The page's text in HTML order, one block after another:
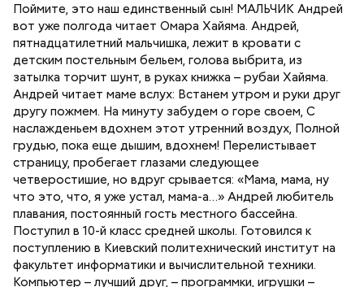
Поймите, это наш единственный сын! МАЛЬЧИК Андрей
вот уже полгода читает Омара Хайяма. Андрей,
пятнадцатилетний мальчишка, лежит в кровати с
детским постельным бельем, голова выбрита, из
затылка торчит шунт, в руках книжка – рубаи Хайяма.
Андрей читает маме вслух: Встанем утром и руки друг
другу пожмем. На минуту забудем о горе своем, С
наслажденьем вдохнем этот утренний воздух, Полной
грудью, пока еще дышим, вдохнем! Перелистывает
страницу, пробегает глазами следующее
четверостишие, но вдруг срывается: «Мама, мама, ну
что это, что, я уже устал, мама-а…» Андрей любитель
плавания, постоянный гость местного бассейна.
Поступил в 10-й класс средней школы. Готовился к
поступлению в Киевский политехнический институт на
факультет информатики и вычислительной техники.
Компьютер – лучший друг, – программки, игрушки –